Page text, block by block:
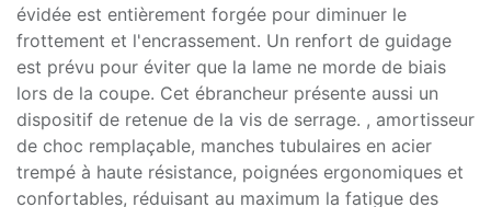
évidée est entièrement forgée pour diminuer le
frottement et l'encrassement. Un renfort de guidage
est prévu pour éviter que la lame ne morde de biais
lors de la coupe. Cet ébrancheur présente aussi un
dispositif de retenue de la vis de serrage. , amortisseur
de choc remplaçable, manches tubulaires en acier
trempé à haute résistance, poignées ergonomiques et
confortables, réduisant au maximum la fatigue des